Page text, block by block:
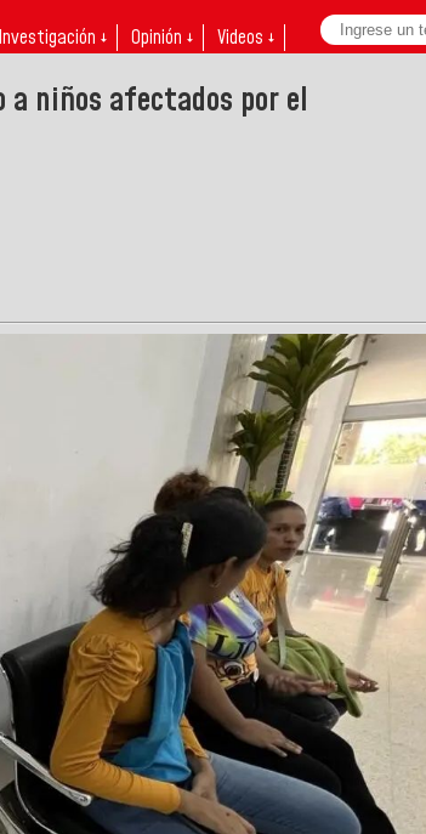
Investigación ↓ Opinión ↓ Videos ↓
a niños afectados por el